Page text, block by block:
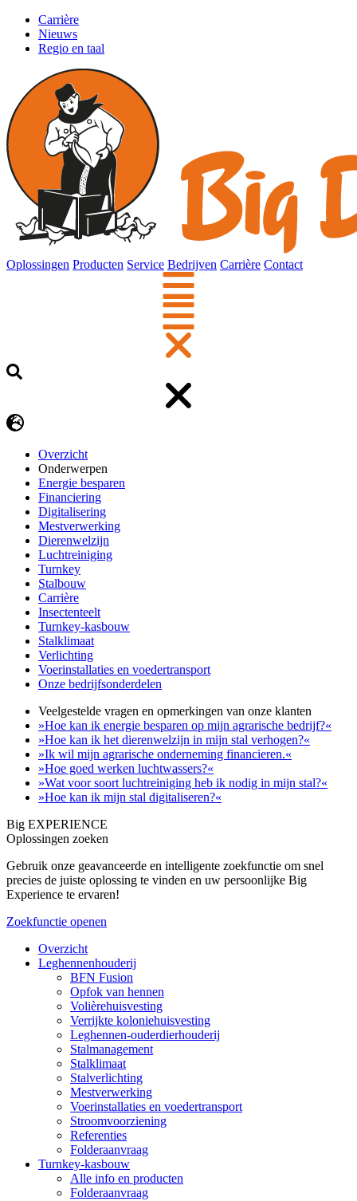
Carrière
Nieuws
Regio en taal
Oplossingen Producten Service Bedrijven Carrière Contact
Overzicht
Onderwerpen
Energie besparen
Financiering
Digitalisering
Mestverwerking
Dierenwelzijn
Luchtreiniging
Turnkey
Stalbouw
Carrière
Insectenteelt
Turnkey-kasbouw
Stalklimaat
Verlichting
Voerinstallaties en voedertransport
Onze bedrijfsonderdelen
Veelgestelde vragen en opmerkingen van onze klanten
»Hoe kan ik energie besparen op mijn agrarische bedrijf?«
»Hoe kan ik het dierenwelzijn in mijn stal verhogen?«
»Ik wil mijn agrarische onderneming financieren.«
»Hoe goed werken luchtwassers?«
»Wat voor soort luchtreiniging heb ik nodig in mijn stal?«
»Hoe kan ik mijn stal digitaliseren?«
Big EXPERIENCE
Oplossingen zoeken
Gebruik onze geavanceerde en intelligente zoekfunctie om snel
precies de juiste oplossing te vinden en uw persoonlijke Big
Experience te ervaren!
Zoekfunctie openen
Overzicht
Leghennenhouderij
BFN Fusion
Opfok van hennen
Volièrehuisvesting
Verrijkte koloniehuisvesting
Leghennen-ouderdierhouderij
Stalmanagement
Stalklimaat
Stalverlichting
Mestverwerking
Voerinstallaties en voedertransport
Stroomvoorziening
Referenties
Folderaanvraag
Turnkey-kasbouw
Alle info en producten
Folderaanvraag